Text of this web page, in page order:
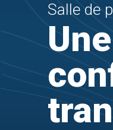
Salle de